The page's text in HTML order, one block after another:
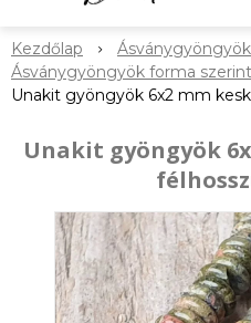
Kezdőlap
Ásványgyöngyök forma szerint
Unakit gyöngyök 6x2 mm
Unakit gyöngyök